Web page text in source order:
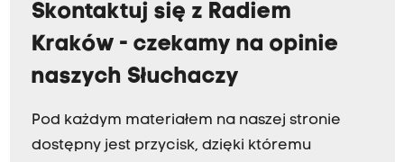
Skontaktuj się z Radiem
Kraków - czekamy na opinie
naszych Słuchaczy
Pod każdym materiałem na naszej stronie
dostępny jest przycisk, dzięki któremu